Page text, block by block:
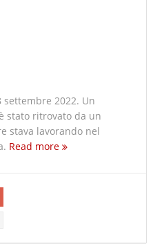
settembre 2022. Un
stato ritrovato da un
stava lavorando nel
Read more